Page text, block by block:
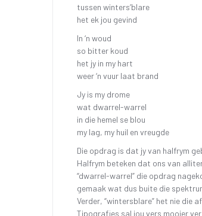
tussen winters’blare
het ek jou gevind
In ‘n woud
so bitter koud
het jy in my hart
weer ‘n vuur laat brand
Jy is my drome
wat dwarrel-warrel
in die hemel se blou
my lag, my huil en vreugde
Die opdrag is dat jy van halfrym
Halfrym beteken dat ons van
“dwarrel-warrel” die opdrag
gemaak wat dus buite die
Verder, “wintersblare” het nie die
Tipografies sal jou vers mooier